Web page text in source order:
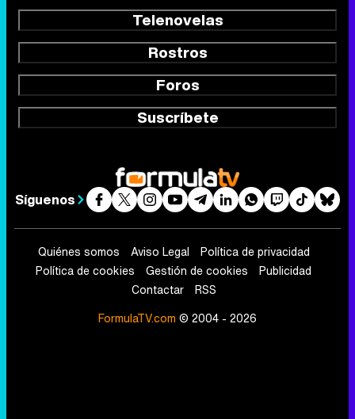
Telenovelas
Rostros
Foros
Suscríbete
Síguenos
Quiénes somos Aviso Legal
Política de privacidad
Política de cookies
Gestión de cookies
Publicidad
Contactar
RSS
FormulaTV.com © 2004 - 2026